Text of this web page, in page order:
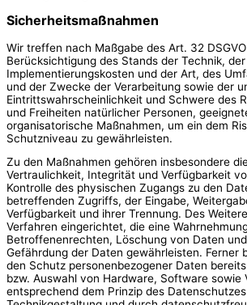
Sicherheitsmaßnahmen
Wir treffen nach Maßgabe des Art. 32
Berücksichtigung des Stands der Technik, der
Implementierungskosten und der Art, des
und der Zwecke der Verarbeitung sowie der
Eintrittswahrscheinlichkeit und Schwere des
und Freiheiten natürlicher Personen,
organisatorische Maßnahmen, um ein dem
Schutzniveau zu gewährleisten.
Zu den Maßnahmen gehören insbesondere
Vertraulichkeit, Integrität und Verfügbarkeit
Kontrolle des physischen Zugangs zu den
betreffenden Zugriffs, der Eingabe,
Verfügbarkeit und ihrer Trennung. Des
Verfahren eingerichtet, die eine
Betroffenenrechten, Löschung von Daten
Gefährdung der Daten gewährleisten. Ferner
den Schutz personenbezogener Daten
bzw. Auswahl von Hardware, Software sowie
entsprechend dem Prinzip des